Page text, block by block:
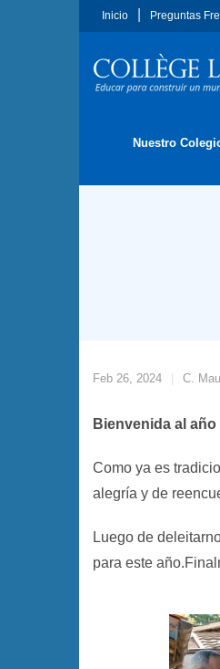
Saltar
al
contenido
Inicio Preguntas
Nuestro
Feb 26, 2024 C.
Bienvenida al
Como ya es
alegría y de
Luego de
para este año.